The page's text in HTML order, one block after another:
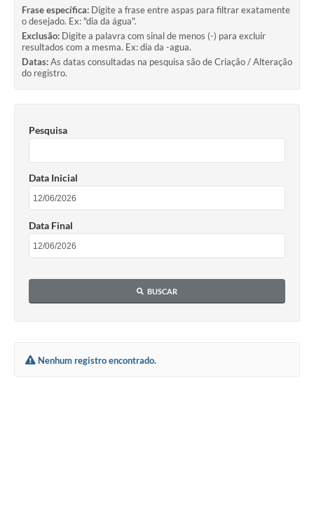
Frase específica: Digite a frase entre aspas para filtrar exatamente
o desejado. Ex: "dia da água".
Exclusão: Digite a palavra com sinal de menos (-) para excluir
resultados com a mesma. Ex: dia da -agua.
Datas:As datas consultadas na pesquisa são de Criação / Alteração
do registro.
Pesquisa
Data Inicial
Data Final
BUSCAR
Nenhum registro encontrado.